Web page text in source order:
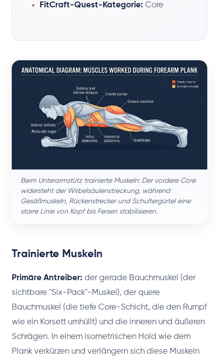
FitCraft-Quest-Kategorie: Core
Beim Unterarmstütz trainierte Muskeln: Der vordere Core
widersteht der Wirbelsäulenstreckung, während
Gesäßmuskeln, Rückenstrecker und Schultergürtel eine
starre Linie von Kopf bis Fersen stabilisieren.
Trainierte Muskeln
Primäre Antreiber: der gerade Bauchmuskel (der
sichtbare "Six-Pack"-Muskel), der quere
Bauchmuskel (die tiefe Core-Schicht, die den Rumpf
wie ein Korsett umhüllt) und die inneren und äußeren
Schrägen. In einem isometrischen Hold wie dem
Plank verkürzen und verlängern sich diese Muskeln